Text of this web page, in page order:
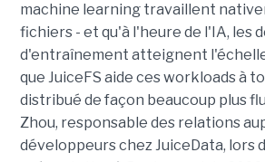
machine learning travaillent
fichiers - et qu'à l'heure de l'IA, les
d'entraînement atteignent
que JuiceFS aide ces workloads à
distribué de façon beaucoup plus
Zhou, responsable des relations
développeurs chez JuiceData, lors